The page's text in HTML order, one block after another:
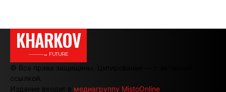
KHARKOV
———→ FUTURE
© Все права защищены. Цитирование — с активной
ссылкой.
Издание входит в медиагруппу MistoOnline